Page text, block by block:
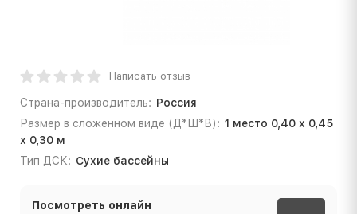
Написать отзыв
Страна-производитель: Россия
Размер в сложенном виде (Д*Ш*В): 1 место 0,40 х 0,45
х 0,30 м
Тип ДСК: Сухие бассейны
Посмотреть онлайн